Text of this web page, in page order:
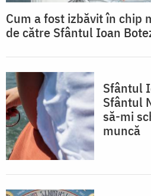
Cum a fost izbăvit în chip
de către Sfântul Ioan
Sfântul
Sfântul
să-mi
muncă